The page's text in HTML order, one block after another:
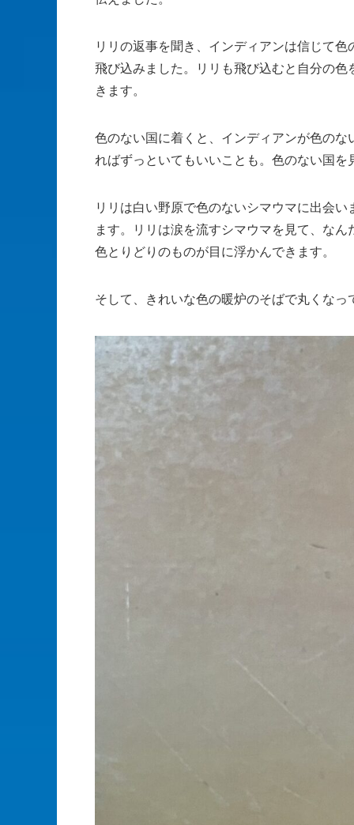
リリの返事を聞き、インディアンは信じて
飛び込みました。リリも飛び込むと自分の
きます。
色のない国に着くと、インディアンが色の
ればずっといてもいいことも。色のない国
リリは白い野原で色のないシマウマに出会
ます。リリは涙を流すシマウマを見て、な
色とりどりのものが目に浮かんできます。
そして、きれいな色の暖炉のそばで丸くな